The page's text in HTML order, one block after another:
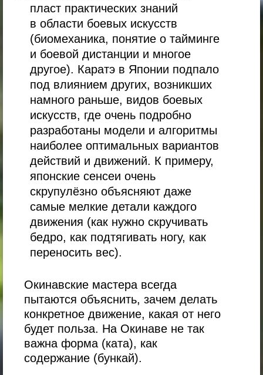
пласт практических знаний
в области боевых искусств
(биомеханика, понятие о тайминге
и боевой дистанции и многое
другое). Каратэ в Японии подпало
под влиянием других, возникших
намного раньше, видов боевых
искусств, где очень подробно
разработаны модели и алгоритмы
наиболее оптимальных вариантов
действий и движений. К примеру,
японские сенсеи очень
скрупулёзно объясняют даже
самые мелкие детали каждого
движения (как нужно скручивать
бедро, как подтягивать ногу, как
переносить вес).
Окинавские мастера всегда
пытаются объяснить, зачем делать
конкретное движение, какая от него
будет польза. На Окинаве не так
важна форма (ката), как
содержание (бункай).